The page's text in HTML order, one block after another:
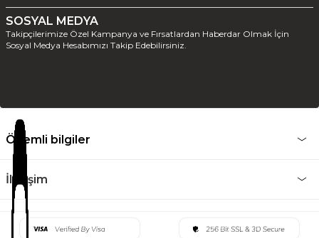
SOSYAL MEDYA
Takipçilerimize Özel Kampanya ve Fırsatlardan Haberdar Olmak İçin
Sosyal Medya Hesabımızı Takip Edebilirsiniz.
Önemli bilgiler
İletişim